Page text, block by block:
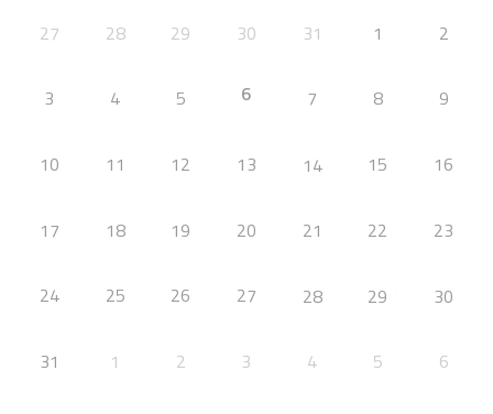
27 28 29 30 31 1 2
3 4 5 6 7 8 9
10 11 12 13 14 15 16
17 18 19 20 21 22 23
24 25 26 27 28 29 30
31 1 2 3 4 5 6